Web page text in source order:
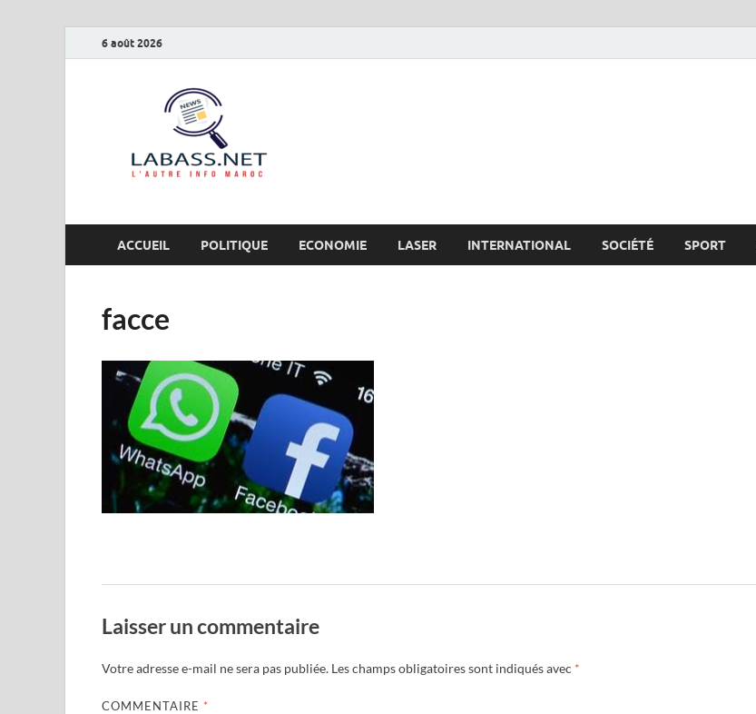
6 août 2026
ACCUEIL POLITIQUE ECONOMIE LASER INTERNATIONAL SOCIÉTÉ SPORT
facce
Laisser un commentaire
Votre adresse e-mail ne sera pas publiée. Les champs obligatoires sont indiqués avec *
COMMENTAIRE *